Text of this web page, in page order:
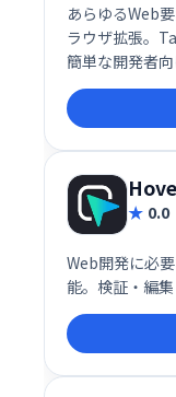
あらゆるWeb
ラウザ拡張。
簡単な開発者
0.0
Web開発に必
能。検証・編